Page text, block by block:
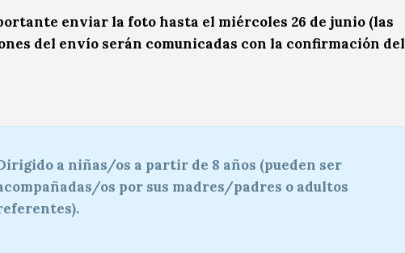
enviar la foto hasta el miércoles 26 de junio (las
del envío serán comunicadas con la confirmación del
a niñas/os a partir de 8 años (pueden ser
os por sus madres/padres o adultos